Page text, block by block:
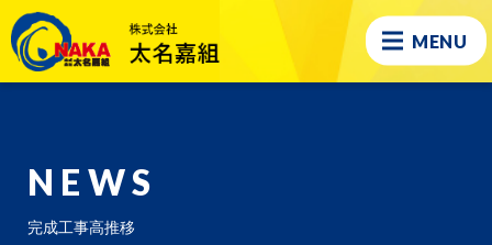
MENU
NEWS
完成工事高推移